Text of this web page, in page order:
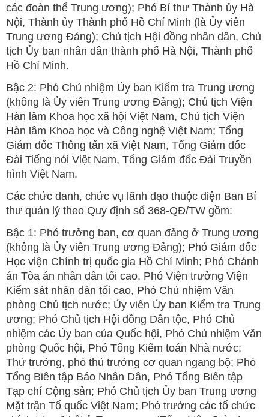
các đoàn thể Trung ương); Phó Bí thư Thành ủy Hà
Nội, Thành ủy Thành phố Hồ Chí Minh (là Ủy viên
Trung ương Đảng); Chủ tịch Hội đồng nhân dân, Chủ
tịch Ủy ban nhân dân thành phố Hà Nội, Thành phố
Hồ Chí Minh.
Bậc 2: Phó Chủ nhiệm Ủy ban Kiểm tra Trung ương
(không là Ủy viên Trung ương Đảng); Chủ tịch Viện
Hàn lâm Khoa học xã hội Việt Nam, Chủ tịch Viện
Hàn lâm Khoa học và Công nghệ Việt Nam; Tổng
Giám đốc Thông tấn xã Việt Nam, Tổng Giám đốc
Đài Tiếng nói Việt Nam, Tổng Giám đốc Đài Truyền
hình Việt Nam.
Các chức danh, chức vụ lãnh đạo thuộc diện Ban Bí
thư quản lý theo Quy định số 368-QĐ/TW gồm:
Bậc 1: Phó trưởng ban, cơ quan đảng ở Trung ương
(không là Ủy viên Trung ương Đảng); Phó Giám đốc
Học viện Chính trị quốc gia Hồ Chí Minh; Phó Chánh
án Tòa án nhân dân tối cao, Phó Viện trưởng Viện
Kiểm sát nhân dân tối cao, Phó Chủ nhiệm Văn
phòng Chủ tịch nước; Ủy viên Ủy ban Kiểm tra Trung
ương; Phó Chủ tịch Hội đồng Dân tộc, Phó Chủ
nhiệm các Ủy ban của Quốc hội, Phó Chủ nhiệm Văn
phòng Quốc hội, Phó Tổng Kiểm toán Nhà nước;
Thứ trưởng, phó thủ trưởng cơ quan ngang bộ; Phó
Tổng Biên tập Báo Nhân Dân, Phó Tổng Biên tập
Tạp chí Cộng sản; Phó Chủ tịch Ủy ban Trung ương
Mặt trận Tổ quốc Việt Nam; Phó trưởng các tổ chức